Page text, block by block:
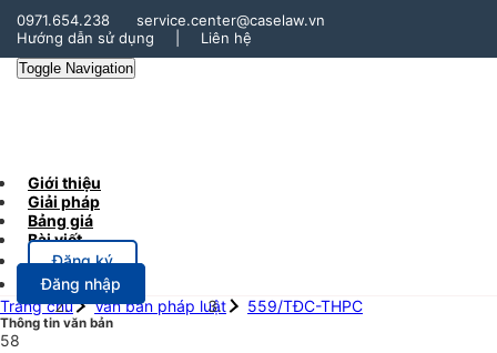
0971.654.238
service.center@caselaw.vn
Hướng dẫn sử dụng
Liên hệ
Toggle Navigation
Giới thiệu
Giải pháp
Bảng giá
Bài viết
Đăng ký
Đăng nhập
Trang chủ
Văn bản pháp luật 559/TĐC-THPC
Thông tin văn bản
58